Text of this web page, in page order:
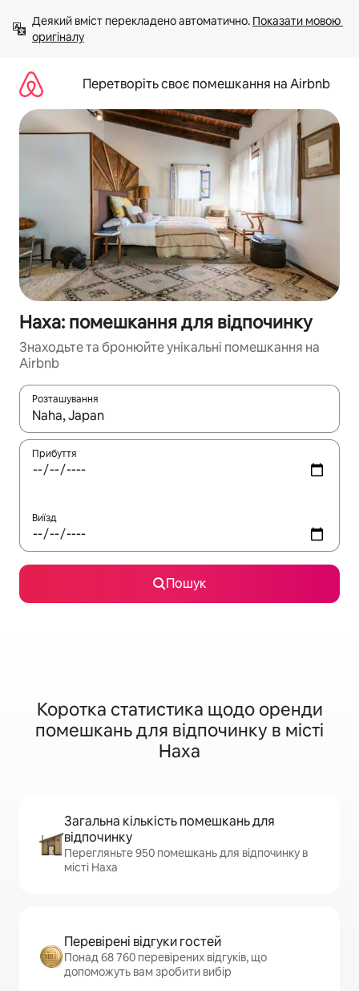
вмісту
Деякий вміст перекладено автоматично. Показати мовою
оригіналу
Перетворіть своє помешкання на Airbnb
Наха: помешкання для відпочинку
Знаходьте та бронюйте унікальні помешкання на
Airbnb
Розташування
Отримавши результати пошуку, використовуйте для
Прибуття
Виїзд
Пошук
Коротка статистика щодо оренди
помешкань для відпочинку в місті
Наха
Загальна кількість помешкань для
відпочинку
Перегляньте 950 помешкань для відпочинку в
місті Наха
Перевірені відгуки гостей
Понад 68 760 перевірених відгуків, що
допоможуть вам зробити вибір